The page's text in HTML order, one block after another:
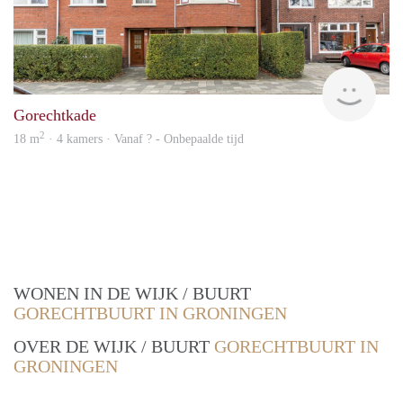
Vast
Gorechtkade
18 m2 · 4 kamers · Vanaf ? - Onbepaalde tijd
WONEN IN DE WIJK / BUURT
GORECHTBUURT IN GRONINGEN
OVER DE WIJK / BUURT GORECHTBUURT IN
GRONINGEN